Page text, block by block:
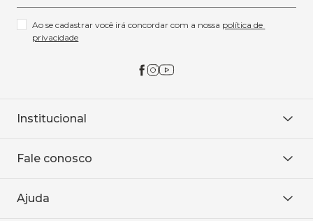
Ao se cadastrar você irá concordar com a nossa política de
privacidade
Institucional
Onde encontrar
Baixe o APP
Fale conosco
WhatsApp
Ajuda